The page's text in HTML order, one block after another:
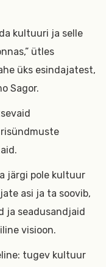
kultuuri ja selle
ütles
üks esindajatest,
Sagor.
järgi pole kultuur
asi ja ta soovib,
ja seadusandjaid
visioon.
tugev kultuur